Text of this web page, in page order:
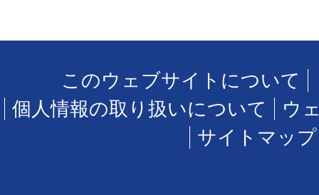
このウェブサイトについて
個人情報の取り扱いについて
ウ
サイトマップ